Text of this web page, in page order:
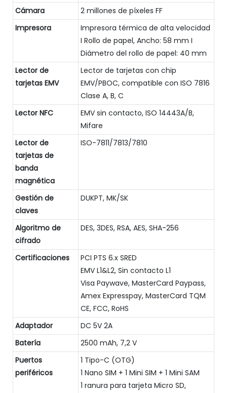
Cámara
2 millones de píxeles FF
Impresora
Impresora térmica de alta velocidad
I Rollo de papel, Ancho: 58 mm I
Diámetro del rollo de papel: 40 mm
Lector de
tarjetas EMV
Lector de tarjetas con chip
EMV/PBOC, compatible con ISO 7816
Clase A, B, C
Lector NFC
EMV sin contacto, ISO 14443A/B,
Mifare
Lector de
tarjetas de
banda
magnética
ISO-7811/7813/7810
Gestión de
claves
DUKPT, MK/SK
Algoritmo de
cifrado
DES, 3DES, RSA, AES, SHA-256
Certificaciones
PCI PTS 6.x SRED
EMV L1&L2, Sin contacto L1
Visa Paywave, MasterCard Paypass,
Amex Expresspay, MasterCard TQM
CE, FCC, RoHS
Adaptador
DC 5V 2A
Batería
2500 mAh, 7,2 V
Puertos
periféricos
1 Tipo-C (OTG)
1 Nano SIM + 1 Mini SIM + 1 Mini SAM
1 ranura para tarjeta Micro SD,